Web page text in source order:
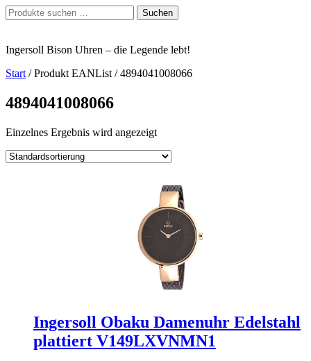
Zum
Inhalt
Suchen
nach:
Suchen
Ingersoll Bison Uhren – die Legende lebt!
Start / Produkt EANList / 4894041008066
4894041008066
Einzelnes Ergebnis wird angezeigt
Ingersoll Obaku Damenuhr Edelstahl
plattiert V149LXVNMN1